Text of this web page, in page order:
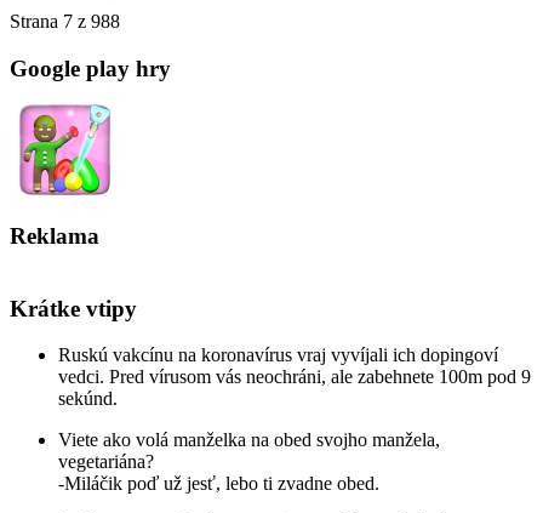
Strana 7 z 988
Google play hry
Reklama
Krátke vtipy
Ruskú vakcínu na koronavírus vraj vyvíjali ich dopingoví
vedci. Pred vírusom vás neochráni, ale zabehnete 100m pod 9
sekúnd.
Viete ako volá manželka na obed svojho manžela,
vegetariána?
-Miláčik poď už jesť, lebo ti zvadne obed.